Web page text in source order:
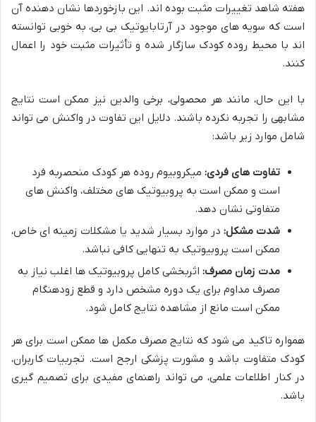
هفته شاهد تغییرات مثبت بوده اند. این بازخوردها نشان دهنده آن
است که سویه های موجود در آرتابایوتیک بی بی، به خوبی توانسته
اند با محیط روده کودک سازگار شده و تأثیرات مثبت خود را اعمال
کنند.
با این حال، مانند هر محصولی، برخی والدین نیز ممکن است نتایج
مشابهی را تجربه نکرده باشند. دلایل این تفاوت در واکنش می تواند
شامل موارد زیر باشد:
تفاوت های فردی: میکروبیوم روده هر کودک منحصربه فرد
است و ممکن است به پروبیوتیک های مختلف، واکنش های
متفاوتی نشان دهد.
شدت مشکل: در موارد بسیار شدید یا مشکلات زمینه ای خاص،
ممکن است پروبیوتیک به تنهایی کافی نباشد.
مدت زمان مصرف: اثربخشی کامل پروبیوتیک ها اغلب نیاز به
مصرف مداوم برای یک دوره مشخص دارد و قطع زودهنگام
ممکن است مانع از مشاهده نتایج کامل شود.
همواره تاکید می شود که نتایج مصرف مکمل ها ممکن است برای هر
کودک متفاوت باشد و مشورت پزشکی ارجح است. تجربیات کاربران،
در کنار اطلاعات علمی، می تواند راهنمای مفیدی برای تصمیم گیری
باشد.